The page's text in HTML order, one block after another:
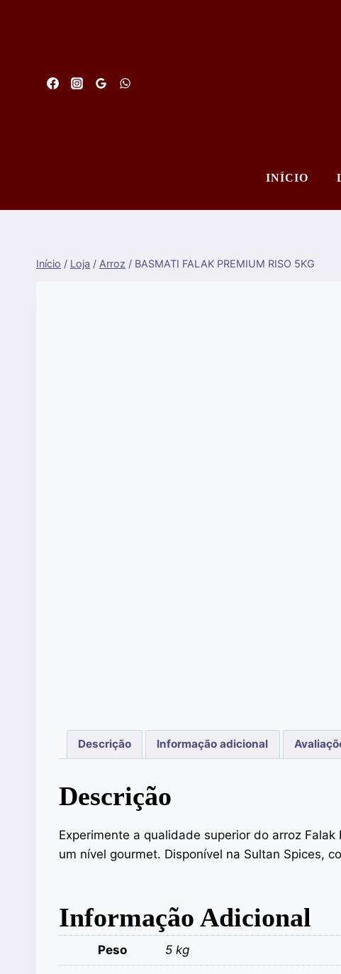
INÍCIO
Início / Loja / Arroz / BASMATI FALAK PREMIUM RISO 5KG
Descrição Informação adicional
Descrição
Experimente a qualidade superior do arroz
um nível gourmet. Disponível na Sultan Spices,
Informação Adicional
Peso 5 kg